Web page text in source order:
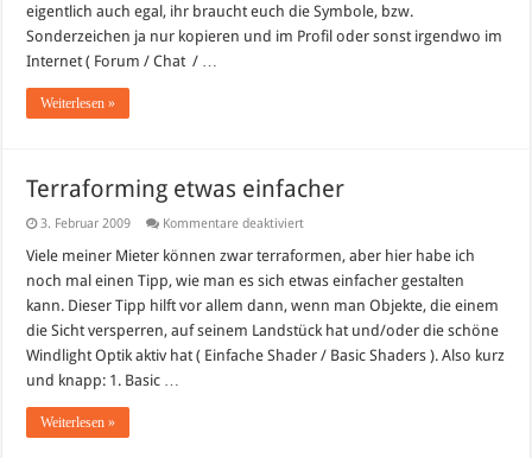
eigentlich auch egal, ihr braucht euch die Symbole, bzw.
Sonderzeichen ja nur kopieren und im Profil oder sonst irgendwo im
Internet ( Forum / Chat / …
Weiterlesen »
Terraforming etwas einfacher
3. Februar 2009 Kommentare deaktiviertfür
etwas
Viele meiner Mieter können zwar terraformen, aber hier habe ich
noch mal einen Tipp, wie man es sich etwas einfacher gestalten
kann. Dieser Tipp hilft vor allem dann, wenn man Objekte, die einem
die Sicht versperren, auf seinem Landstück hat und/oder die schöne
Windlight Optik aktiv hat ( Einfache Shader / Basic Shaders ). Also kurz
und knapp: 1. Basic …
Weiterlesen »